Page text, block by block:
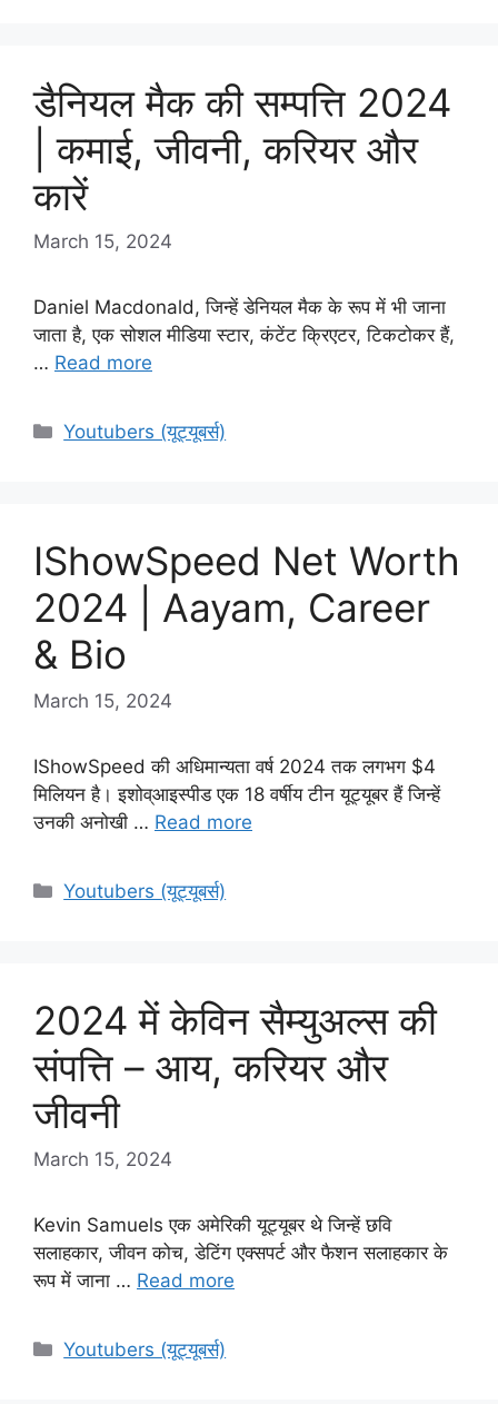
डैनियल मैक की सम्पत्ति 2024
| कमाई, जीवनी, करियर और
कारें
March 15, 2024
Daniel Macdonald, जिन्हें डेनियल मैक के रूप में भी जाना
जाता है, एक सोशल मीडिया स्टार, कंटेंट क्रिएटर, टिकटोकर हैं,
… Read more
Categories
Youtubers (यूट्यूबर्स)
IShowSpeed Net Worth
2024 | Aayam, Career
& Bio
March 15, 2024
IShowSpeed की अधिमान्यता वर्ष 2024 तक लगभग $4
मिलियन है। इशोव्आइस्पीड एक 18 वर्षीय टीन यूट्यूबर हैं जिन्हें
उनकी अनोखी … Read more
Categories
Youtubers (यूट्यूबर्स)
2024 में केविन सैम्युअल्स की
संपत्ति – आय, करियर और
जीवनी
March 15, 2024
Kevin Samuels एक अमेरिकी यूट्यूबर थे जिन्हें छवि
सलाहकार, जीवन कोच, डेटिंग एक्सपर्ट और फैशन सलाहकार के
रूप में जाना … Read more
Categories
Youtubers (यूट्यूबर्स)